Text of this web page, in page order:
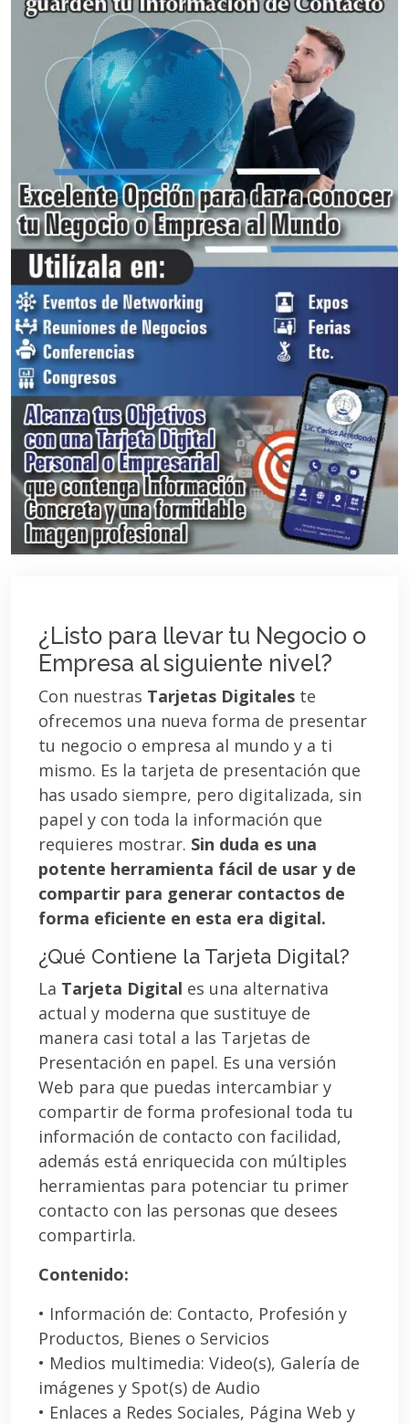
¿Listo para llevar tu Negocio o
Empresa al siguiente nivel?
Con nuestras Tarjetas Digitales te
ofrecemos una nueva forma de presentar
tu negocio o empresa al mundo y a ti
mismo. Es la tarjeta de presentación que
has usado siempre, pero digitalizada, sin
papel y con toda la información que
requieres mostrar. Sin duda es una
potente herramienta fácil de usar y de
compartir para generar contactos de
forma eficiente en esta era digital.
¿Qué Contiene la Tarjeta Digital?
La Tarjeta Digital es una alternativa
actual y moderna que sustituye de
manera casi total a las Tarjetas de
Presentación en papel. Es una versión
Web para que puedas intercambiar y
compartir de forma profesional toda tu
información de contacto con facilidad,
además está enriquecida con múltiples
herramientas para potenciar tu primer
contacto con las personas que desees
compartirla.
Contenido:
• Información de: Contacto, Profesión y
Productos, Bienes o Servicios
• Medios multimedia: Video(s), Galería de
imágenes y Spot(s) de Audio
• Enlaces a Redes Sociales, Página Web y